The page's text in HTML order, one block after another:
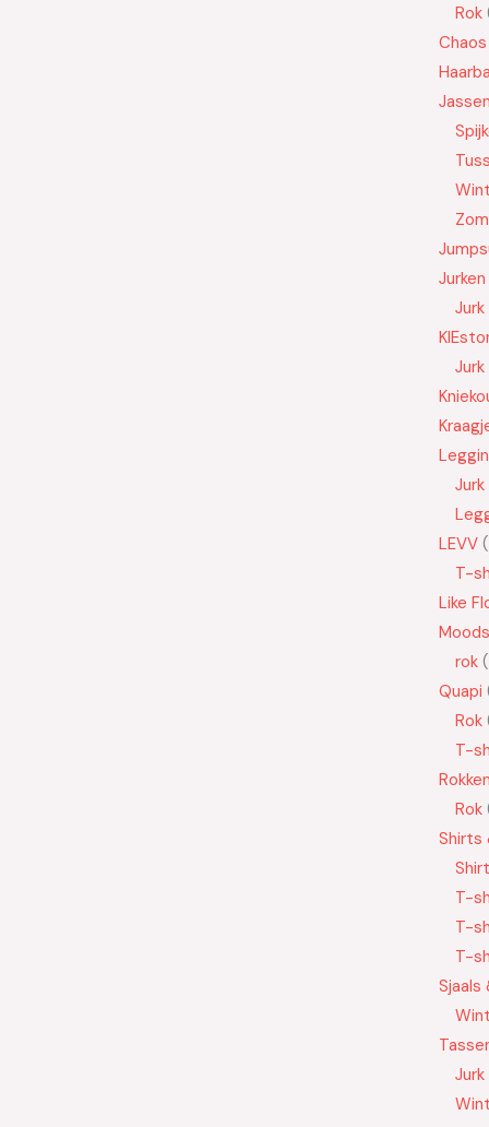
Rok
Jassen
Jurken
Jurk
Jurk
Jurk
LEVV
T-
Like
rok
Quapi
Rok
T-
Rokken
Rok
Shirts
Shirt
T-
T-
T-
Sjaals
Jurk